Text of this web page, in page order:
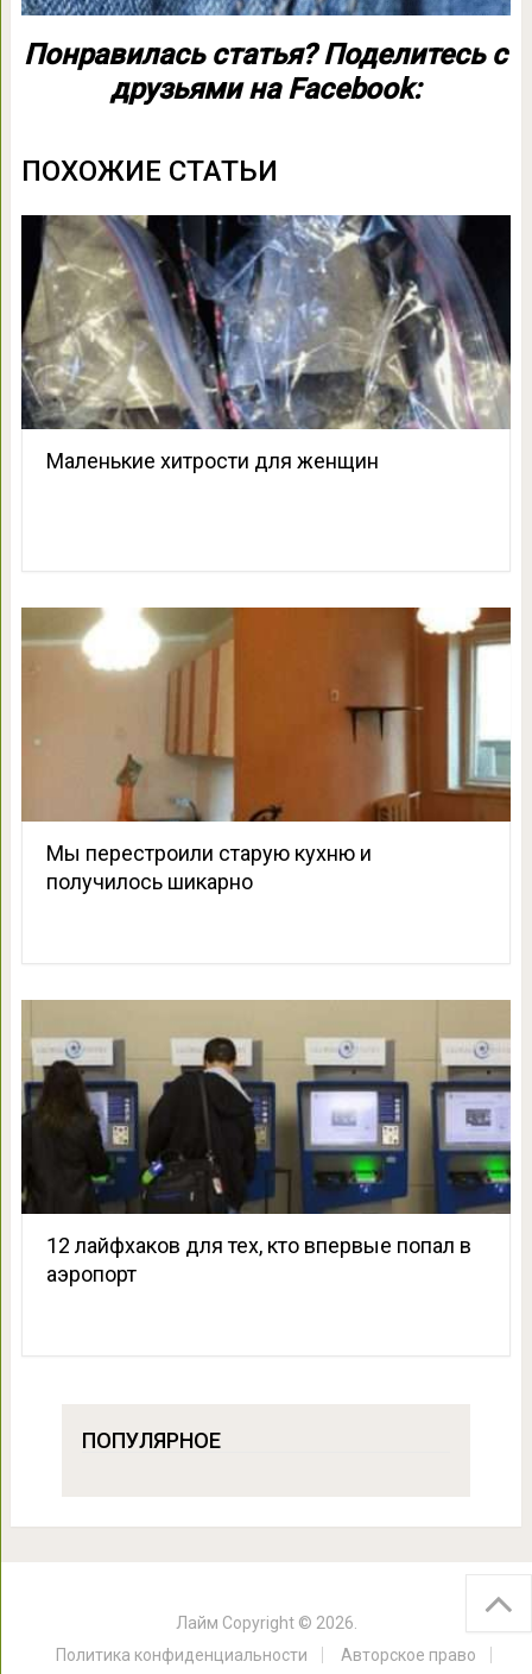
Понравилась статья? Поделитесь с
друзьями на Facebook:
ПОХОЖИЕ СТАТЬИ
Маленькие хитрости для женщин
Мы перестроили старую кухню и
получилось шикарно
12 лайфхаков для тех, кто впервые попал в
аэропорт
ПОПУЛЯРНОЕ
Лайм Copyright © 2026.
Политика конфиденциальности
Авторское право